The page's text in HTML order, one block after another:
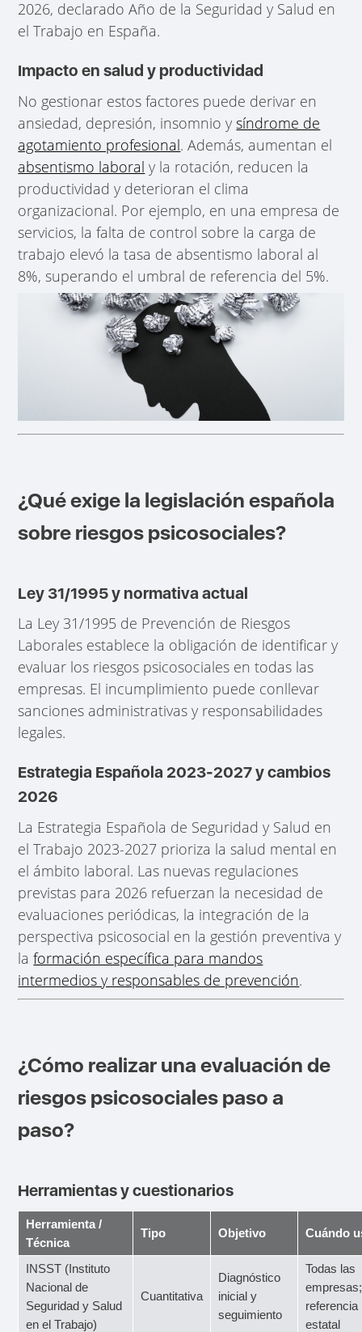
2026, declarado Año de la Seguridad y Salud en
el Trabajo en España.
Impacto en salud y productividad
No gestionar estos factores puede derivar en
ansiedad, depresión, insomnio ysíndrome de
agotamiento profesional. Además, aumentan el
absentismo laboral y la rotación, reducen la
productividad y deterioran el clima
organizacional. Por ejemplo, en una empresa de
servicios, la falta de control sobre la carga de
trabajo elevó la tasa de absentismo laboral al
8%, superando el umbral de referencia del 5%.
¿Qué exige la legislación española
sobre riesgos psicosociales?
Ley 31/1995 y normativa actual
La Ley 31/1995 de Prevención de Riesgos
Laborales establece la obligación de identificar y
evaluar los riesgos psicosociales en todas las
empresas. El incumplimiento puede conllevar
sanciones administrativas y responsabilidades
legales.
Estrategia Española 2023-2027 y cambios
2026
La Estrategia Española de Seguridad y Salud en
el Trabajo 2023-2027 prioriza la salud mental en
el ámbito laboral. Las nuevas regulaciones
previstas para 2026 refuerzan la necesidad de
evaluaciones periódicas, la integración de la
perspectiva psicosocial en la gestión preventiva y
laformación específica para mandos
intermedios y responsables de prevención.
¿Cómo realizar una evaluación de
riesgos psicosociales paso a
paso?
Herramientas y cuestionarios
Herramienta /
Técnica
Tipo Objetivo Cuándo
INSST (Instituto
Nacional de
Seguridad y Salud
en el Trabajo)
Cuantitativa
Diagnóstico
inicial y
seguimiento
Todas las
empresas;
referencia
estatal